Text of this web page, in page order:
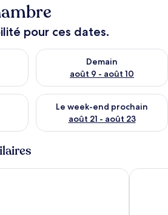
pour ces dates.
ce soir août 8 - août 9
Demain
août 9 - août 10
Vérifier la disponibilité pour
ce week-end août 14 - août 16
Le week-end prochain
août 21 - août 23
Vérifier la disponibilité pour